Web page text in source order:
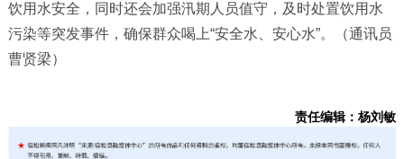
饮用水安全，同时还会加强汛期人员值守，及时处置饮用水
污染等突发事件，确保群众喝上“安全水、安心水”。（通讯员
曹贤梁）
责任编辑：杨刘敏